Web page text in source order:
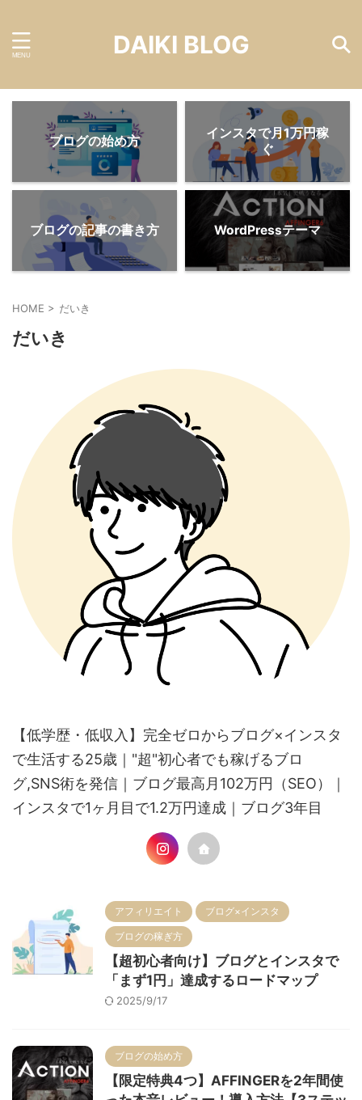
DAIKI BLOG
ブログの始め方
インスタで月1万円稼
ぐ
ブログの記事の書き方 WordPressテーマ
HOME > だいき
だいき
【低学歴・低収入】完全ゼロからブログ×インスタ
で生活する25歳｜"超"初心者でも稼げるブロ
グ,SNS術を発信｜ブログ最高月102万円（SEO）｜
インスタで1ヶ月目で1.2万円達成｜ブログ3年目
アフィリエイト ブログ×インスタ
ブログの稼ぎ方
【超初心者向け】ブログとインスタで
「まず1円」達成するロードマップ
2025/9/17
ブログの始め方
【限定特典4つ】AFFINGERを2年間使